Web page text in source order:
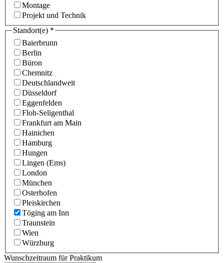
Montage
Projekt und Technik
Standort(e) *
Baierbrunn
Berlin
Büron
Chemnitz
Deutschlandweit
Düsseldorf
Eggenfelden
Floh-Seligenthal
Frankfurt am Main
Hainichen
Hamburg
Hungen
Lingen (Ems)
London
München
Osterhofen
Pleiskirchen
Töging am Inn
Traunstein
Wien
Würzburg
Wunschzeitraum für Praktikum